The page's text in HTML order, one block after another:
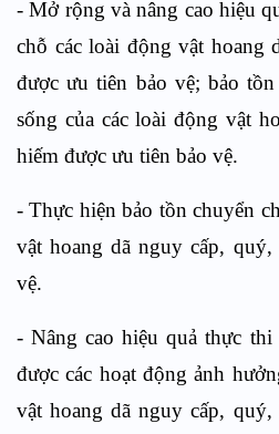
-Mở rộng và nâng cao hiệu
chỗ các loài động vật hoang
được ưu tiên bảo vệ; bảo
sống của các loài động vật
hiếm được ưu tiên bảo vệ.
-Thực hiện bảo tồn chuyển
vật hoang dã nguy cấp,
vệ.
-Nâng cao hiệu quả thực
được các hoạt động ảnh
vật hoang dã nguy cấp,